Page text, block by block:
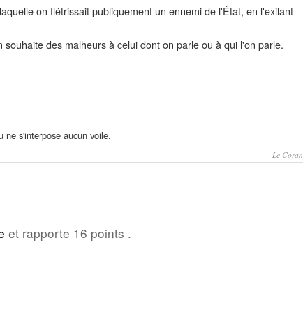
on flétrissait publiquement un ennemi de l'État, en l'exilant
des malheurs à celui dont on parle ou à qui l'on parle.
ne s'interpose aucun voile.
Le Coran
et rapporte 16 points .